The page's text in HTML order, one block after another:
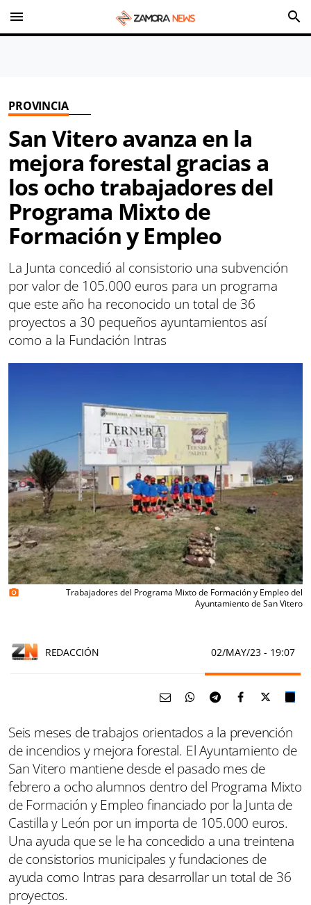
menu search
PROVINCIA
San Vitero avanza en la
mejora forestal gracias a
los ocho trabajadores del
Programa Mixto de
Formación y Empleo
La Junta concedió al consistorio una subvención
por valor de 105.000 euros para un programa
que este año ha reconocido un total de 36
proyectos a 30 pequeños ayuntamientos así
como a la Fundación Intras
photo_camera
Trabajadores del Programa Mixto de Formación y Empleo del
Ayuntamiento de San Vitero
REDACCIÓN 02/MAY/23 - 19:07
Seis meses de trabajos orientados a la prevención
de incendios y mejora forestal. El Ayuntamiento de
San Vitero mantiene desde el pasado mes de
febrero a ocho alumnos dentro del Programa Mixto
de Formación y Empleo financiado por la Junta de
Castilla y León por un importa de 105.000 euros.
Una ayuda que se le ha concedido a una treintena
de consistorios municipales y fundaciones de
ayuda como Intras para desarrollar un total de 36
proyectos.